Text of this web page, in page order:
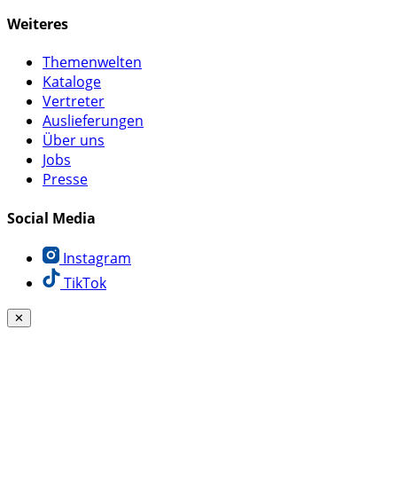
Weiteres
Themenwelten
Kataloge
Vertreter
Auslieferungen
Über uns
Jobs
Presse
Social Media
Instagram
TikTok
✕